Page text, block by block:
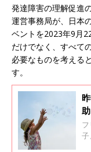
発達障害の理解促進
運営事務局が、日本
ベントを2023年9月
だけでなく、すべて
必要なものを考える
す。
子